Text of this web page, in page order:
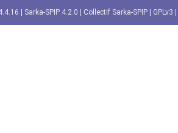
Sarka-SPIP 4.2.0 Collectif Sarka-SPIP GPLv3